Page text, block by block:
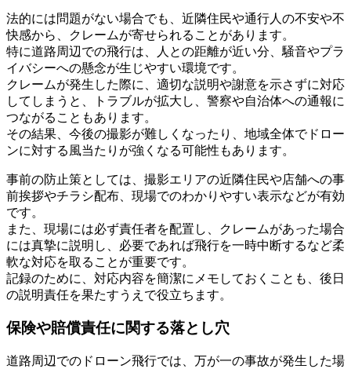
法的には問題がない場合でも、近隣住民や通行人の不安や不
快感から、クレームが寄せられることがあります。
特に道路周辺での飛行は、人との距離が近い分、騒音やプラ
イバシーへの懸念が生じやすい環境です。
クレームが発生した際に、適切な説明や謝意を示さずに対応
してしまうと、トラブルが拡大し、警察や自治体への通報に
つながることもあります。
その結果、今後の撮影が難しくなったり、地域全体でドロー
ンに対する風当たりが強くなる可能性もあります。
事前の防止策としては、撮影エリアの近隣住民や店舗への事
前挨拶やチラシ配布、現場でのわかりやすい表示などが有効
です。
また、現場には必ず責任者を配置し、クレームがあった場合
には真摯に説明し、必要であれば飛行を一時中断するなど柔
軟な対応を取ることが重要です。
記録のために、対応内容を簡潔にメモしておくことも、後日
の説明責任を果たすうえで役立ちます。
保険や賠償責任に関する落とし穴
道路周辺でのドローン飛行では、万が一の事故が発生した場